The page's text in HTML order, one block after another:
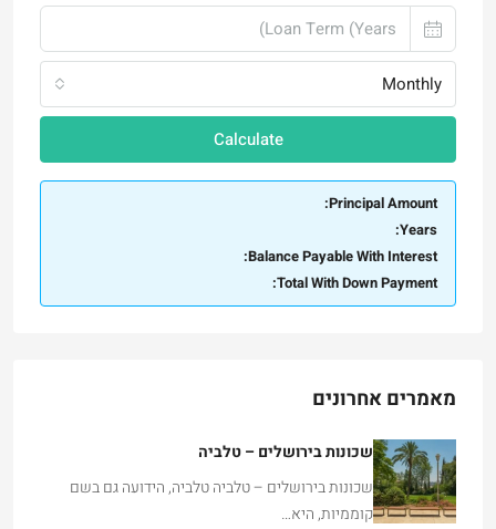
Monthly
Calculate
Principal Amount:
Years:
Balance Payable With Interest:
Total With Down Payment:
מאמרים אחרונים
שכונות בירושלים – טלביה
שכונות בירושלים – טלביה טלביה, הידועה גם בשם
קוממיות, היא…